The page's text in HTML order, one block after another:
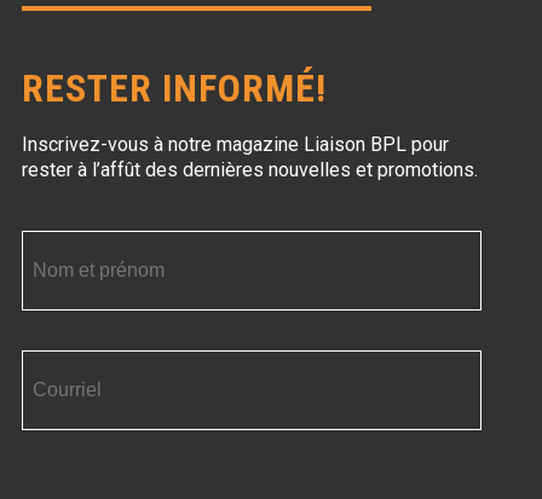
RESTER INFORMÉ!
Inscrivez-vous à notre magazine Liaison BPLpour
rester à l’affût des dernières nouvelles et promotions.